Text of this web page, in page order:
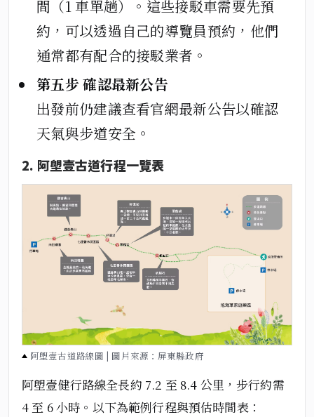
間（1 車單趟）。這些接駁車需要先預
約，可以透過自己的導覽員預約，他們
通常都有配合的接駁業者。
第五步 確認最新公告
出發前仍建議查看官網最新公告以確認
天氣與步道安全。
2. 阿塱壹古道行程一覽表
阿塱壹古道路線圖 | 圖片來源：屏東縣政府
阿塱壹健行路線全長約 7.2 至 8.4 公里 ，步行約需
4 至 6 小時。以下為範例行程與預估時間表：